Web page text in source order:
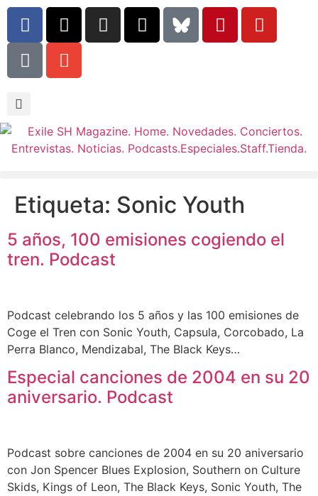
Etiqueta: Sonic Youth
5 años, 100 emisiones cogiendo el
tren. Podcast
Podcast celebrando los 5 años y las 100 emisiones de
Coge el Tren con Sonic Youth, Capsula, Corcobado, La
Perra Blanco, Mendizabal, The Black Keys…
Especial canciones de 2004 en su 20
aniversario. Podcast
Podcast sobre canciones de 2004 en su 20 aniversario
con Jon Spencer Blues Explosion, ​Southern on Culture
Skids, Kings of Leon, The Black Keys, Sonic Youth, The